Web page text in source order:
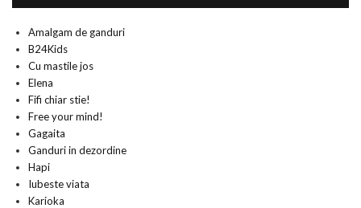
Amalgam de ganduri
B24Kids
Cu mastile jos
Elena
Fifi chiar stie!
Free your mind!
Gagaita
Ganduri in dezordine
Hapi
Iubeste viata
Karioka